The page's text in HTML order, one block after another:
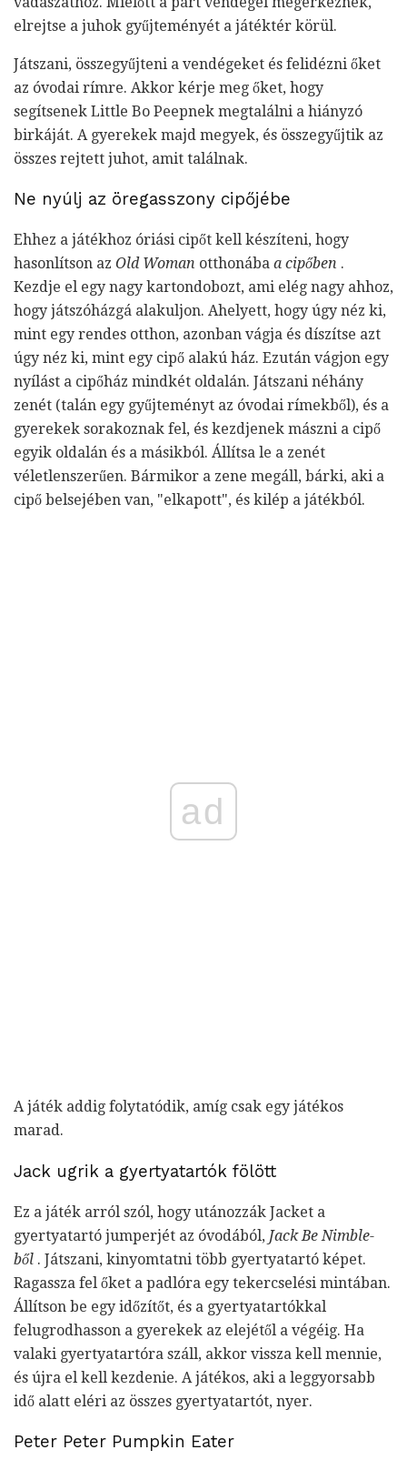
elrejtse a juhok gyűjteményét a játéktér körül.
Játszani, összegyűjteni a vendégeket és felidézni őket
az óvodai rímre. Akkor kérje meg őket, hogy
segítsenek Little Bo Peepnek megtalálni a hiányzó
birkáját. A gyerekek majd megyek, és összegyűjtik az
összes rejtett juhot, amit találnak.
Ne nyúlj az öregasszony cipőjébe
Ehhez a játékhoz óriási cipőt kell készíteni, hogy
hasonlítson az Old Woman otthonába a cipőben .
Kezdje el egy nagy kartondobozt, ami elég nagy ahhoz,
hogy játszóházgá alakuljon. Ahelyett, hogy úgy néz ki,
mint egy rendes otthon, azonban vágja és díszítse azt
úgy néz ki, mint egy cipő alakú ház. Ezután vágjon egy
nyílást a cipőház mindkét oldalán. Játszani néhány
zenét (talán egy gyűjteményt az óvodai rímekből), és a
gyerekek sorakoznak fel, és kezdjenek mászni a cipő
egyik oldalán és a másikból. Állítsa le a zenét
véletlenszerűen. Bármikor a zene megáll, bárki, aki a
cipő belsejében van, "elkapott", és kilép a játékból.
ad
A játék addig folytatódik, amíg csak egy játékos
marad.
Jack ugrik a gyertyatartók fölött
Ez a játék arról szól, hogy utánozzák Jacket a
gyertyatartó jumperjét az óvodából, Jack Be Nimble-
ből . Játszani, kinyomtatni több gyertyatartó képet.
Ragassza fel őket a padlóra egy tekercselési mintában.
Állítson be egy időzítőt, és a gyertyatartókkal
felugrodhasson a gyerekek az elejétől a végéig. Ha
valaki gyertyatartóra száll, akkor vissza kell mennie,
és újra el kell kezdenie. A játékos, aki a leggyorsabb
idő alatt eléri az összes gyertyatartót, nyer.
Peter Peter Pumpkin Eater